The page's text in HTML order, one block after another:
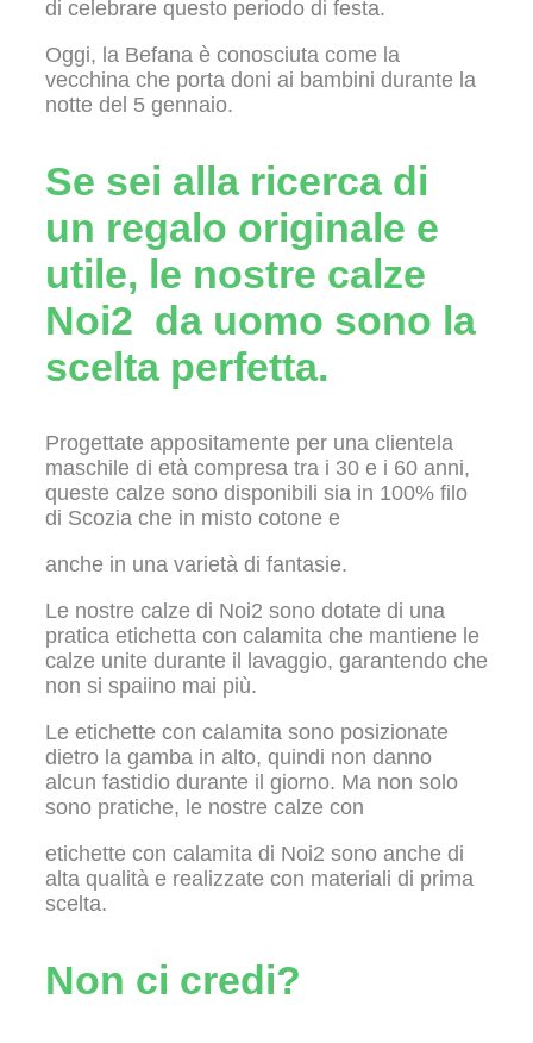
di celebrare questo periodo di festa.
Oggi, la Befana è conosciuta come la
vecchina che porta doni ai bambini durante la
notte del 5 gennaio.
Se sei alla ricerca di
un regalo originale e
utile, le nostre calze
Noi2 da uomo sono la
scelta perfetta.
Progettate appositamente per una clientela
maschile di età compresa tra i 30 e i 60 anni,
queste calze sono disponibili sia in 100% filo
di Scozia che in misto cotone e
anche in una varietà di fantasie.
Le nostre calze di Noi2 sono dotate di una
pratica etichetta con calamita che mantiene le
calze unite durante il lavaggio, garantendo che
non si spaiino mai più.
Le etichette con calamita sono posizionate
dietro la gamba in alto, quindi non danno
alcun fastidio durante il giorno. Ma non solo
sono pratiche, le nostre calze con
etichette con calamita di Noi2 sono anche di
alta qualità e realizzate con materiali di prima
scelta.
Non ci credi?